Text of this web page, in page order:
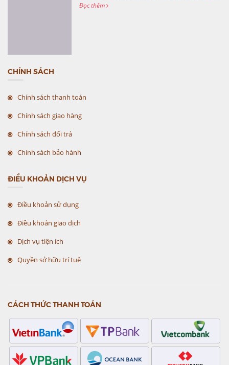
Đọc thêm
CHÍNH SÁCH
Chính sách thanh toán
Chính sách giao hàng
Chính sách đổi trả
Chính sách bảo hành
ĐIỀU KHOẢN DỊCH VỤ
Điều khoản sử dụng
Điều khoản giao dịch
Dịch vụ tiện ích
Quyền sở hữu trí tuệ
CÁCH THỨC THANH TOÁN